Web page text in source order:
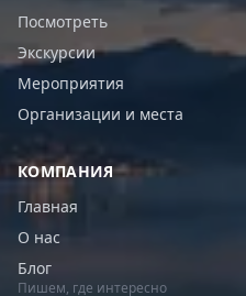
Посмотреть
Экскурсии
Мероприятия
Организации и места
КОМПАНИЯ
Главная
О нас
Блог
Пишем, где интересно